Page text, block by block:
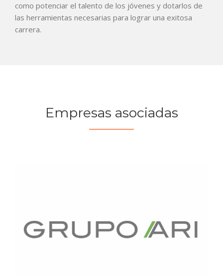
como potenciar el talento de los jóvenes y dotarlos de
las herramientas necesarias para lograr una exitosa
carrera.
Empresas asociadas